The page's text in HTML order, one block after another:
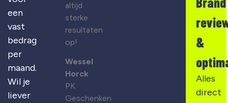
een
vast
bedrag
per
maand.
Wil je
liever
altijd
sterke
resultaten
op!
Wessel
Horck
PK
Geschenken
&
Alles
direct